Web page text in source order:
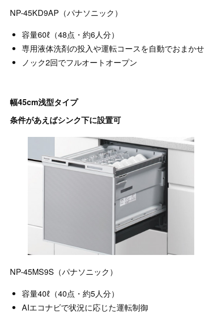
NP-45KD9AP（パナソニック）
容量60ℓ（48点・約6人分）
専用液体洗剤の投入や運転コースを自動でおまかせ
ノック2回でフルオートオープン
幅45cm浅型タイプ
条件があえばシンク下に設置可
NP-45MS9S（パナソニック）
容量40ℓ（40点・約5人分）
AIエコナビで状況に応じた運転制御